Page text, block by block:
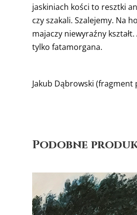
jaskiniach kości to resztki
czy szakali. Szalejemy. Na
majaczy niewyraźny
tylko fatamorgana.
Jakub Dąbrowski (fragment
Podobne